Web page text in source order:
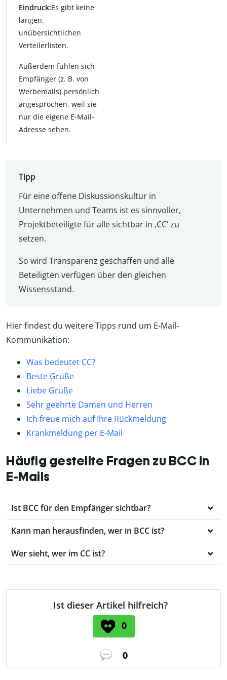
Eindruck:Es gibt keine
langen,
unübersichtlichen
Verteilerlisten.
Außerdem fühlen sich
Empfänger (z. B. von
Werbemails) persönlich
angesprochen, weil sie
nur die eigene E-Mail-
Adresse sehen.
Tipp
Für eine offene Diskussionskultur in
Unternehmen und Teams ist es sinnvoller,
Projektbeteiligte für alle sichtbar in ‚CC‘ zu
setzen.
So wird Transparenz geschaffen und alle
Beteiligten verfügen über den gleichen
Wissensstand.
Hier findest du weitere Tipps rund um E-Mail-
Kommunikation:
Was bedeutet CC?
Beste Grüße
Liebe Grüße
Sehr geehrte Damen und Herren
Ich freue mich auf Ihre Rückmeldung
Krankmeldung per E-Mail
Häufig gestellte Fragen zu BCC in
E-Mails
Ist BCC für den Empfänger sichtbar?
Kann man herausfinden, wer in BCC ist?
Wer sieht, wer im CC ist?
Ist dieser Artikel hilfreich?
0
0